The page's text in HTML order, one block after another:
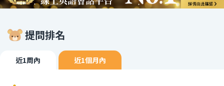
提問排名
近1周內 近1個月內